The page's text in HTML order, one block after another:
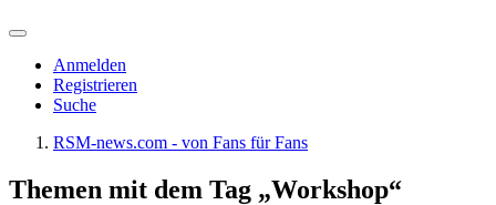
Anmelden
Registrieren
Suche
RSM-news.com - von Fans für Fans
Themen mit dem Tag „Workshop“